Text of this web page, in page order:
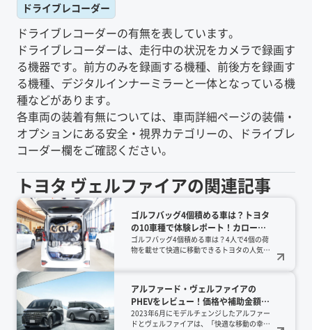
ドライブレコーダー
ドライブレコーダーの有無を表しています。
ドライブレコーダーは、走行中の状況をカメラで録画す
る機器です。前方のみを録画する機種、前後方を録画す
る機種、デジタルインナーミラーと一体となっている機
種などがあります。
各車両の装着有無については、車両詳細ページの装備・
オプションにある安全・視界カテゴリーの、ドライブレ
コーダー欄をご確認ください。
トヨタ ヴェルファイアの関連記事
ゴルフバッグ4個積める車は？トヨタ
の10車種で体験レポート！カローラ
クロス、ライズ、ハリアー、ランク
ルなどの人気SUVやミニバン、ルー
ゴルフバッグ4個積める車は？4人で4個の荷
物を載せて快適に移動できるトヨタの人気10
わからないリアルな収納術を公開中です。
アルファード・ヴェルファイアの
PHEVをレビュー！価格や補助金額
は？【2025年1月発売】
2023年6月にモデルチェンジしたアルファー
ドとヴェルファイアは、「快適な移動の幸